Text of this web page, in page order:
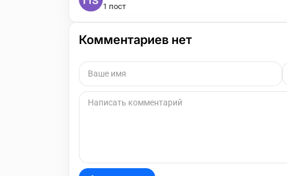
1 пост
Комментариев нет